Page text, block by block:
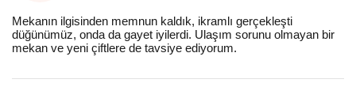
Mekanın ilgisinden memnun kaldık, ikramlı gerçekleşti
düğünümüz, onda da gayet iyilerdi. Ulaşım sorunu olmayan bir
mekan ve yeni çiftlere de tavsiye ediyorum.